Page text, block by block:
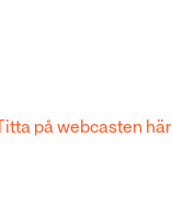
Titta på webcasten här